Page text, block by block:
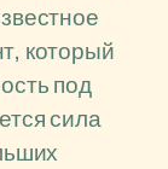
который
под
сила